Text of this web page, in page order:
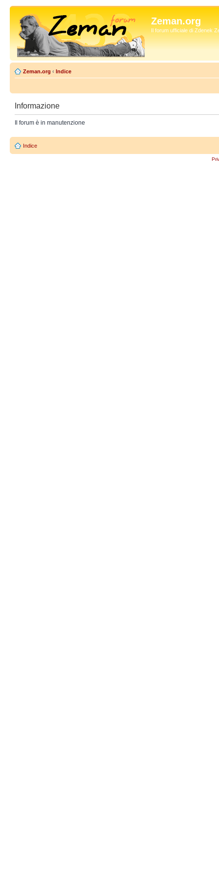
Zeman.org
Il forum ufficiale di Zdenek
Zeman.org ‹ Indice
Informazione
Il forum è in manutenzione
Indice